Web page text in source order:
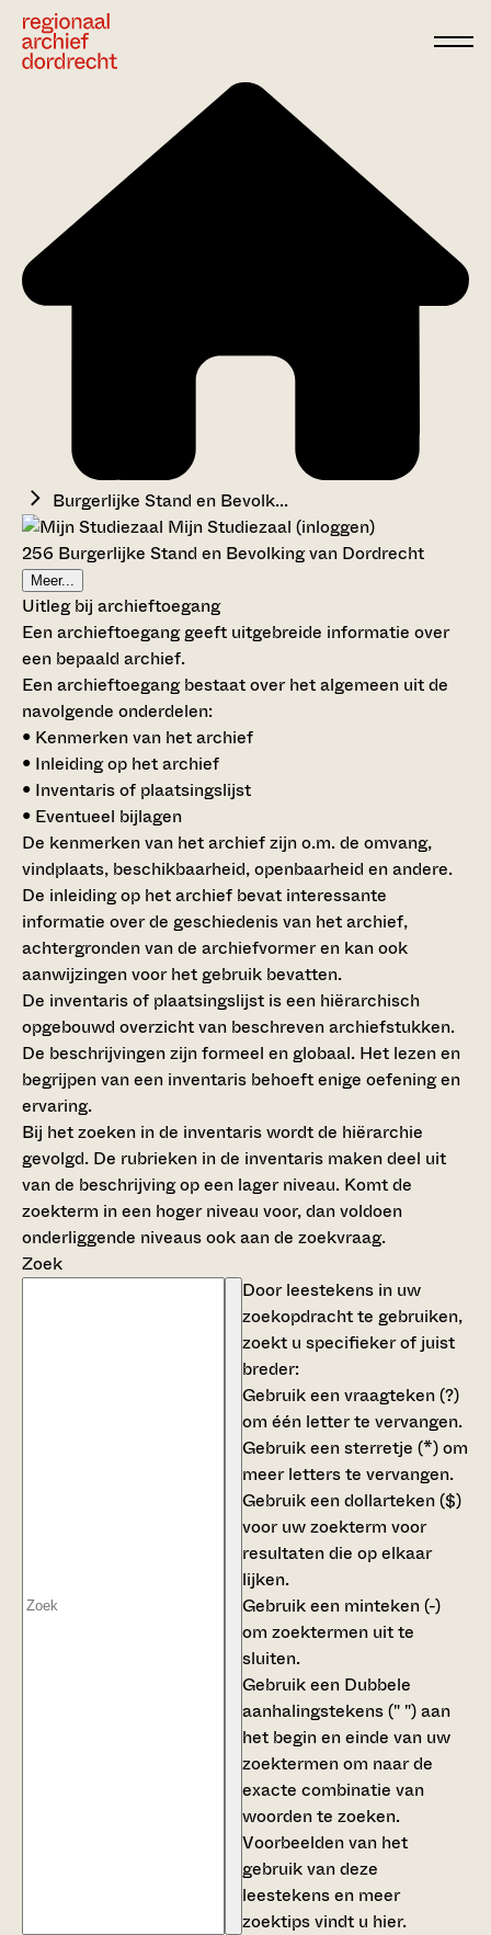
Burgerlijke Stand en Bevolk...
Mijn Studiezaal (inloggen)
256 Burgerlijke Stand en Bevolking van Dordrecht
Meer...
Uitleg bij archieftoegang
Een archieftoegang geeft uitgebreide informatie over
een bepaald archief.
Een archieftoegang bestaat over het algemeen uit de
navolgende onderdelen:
• Kenmerken van het archief
• Inleiding op het archief
• Inventaris of plaatsingslijst
• Eventueel bijlagen
De kenmerken van het archief zijn o.m. de omvang,
vindplaats, beschikbaarheid, openbaarheid en andere.
De inleiding op het archief bevat interessante
informatie over de geschiedenis van het archief,
achtergronden van de archiefvormer en kan ook
aanwijzingen voor het gebruik bevatten.
De inventaris of plaatsingslijst is een hiërarchisch
opgebouwd overzicht van beschreven archiefstukken.
De beschrijvingen zijn formeel en globaal. Het lezen en
begrijpen van een inventaris behoeft enige oefening en
ervaring.
Bij het zoeken in de inventaris wordt de hiërarchie
gevolgd. De rubrieken in de inventaris maken deel uit
van de beschrijving op een lager niveau. Komt de
zoekterm in een hoger niveau voor, dan voldoen
onderliggende niveaus ook aan de zoekvraag.
Zoek
Door leestekens in uw
zoekopdracht te gebruiken,
zoekt u specifieker of juist
breder:
Gebruik eenvraagteken (?)
om één letter te vervangen.
Gebruik eensterretje (*)om
meer letters te vervangen.
Gebruik eendollarteken ($)
voor uw zoekterm voor
resultaten die op elkaar
lijken.
Gebruik een minteken (-)
om zoektermen uit te
sluiten.
Gebruik een Dubbele
aanhalingstekens (" ")aan
het begin en einde van uw
zoektermen om naar de
exacte combinatie van
woorden te zoeken.
Voorbeelden van het
gebruik van deze
leestekens en meer
zoektips vindt u hier.